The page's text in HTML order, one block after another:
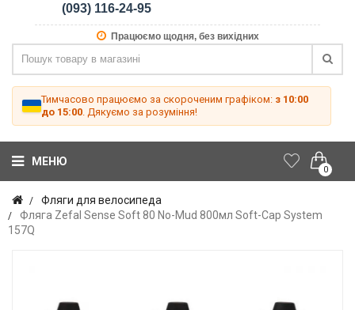
(093) 116-24-95
Працюємо щодня, без вихідних
Тимчасово працюємо за скороченим графіком: з 10:00
до 15:00 . Дякуємо за розуміння!
0
МЕНЮ
Фляги для велосипеда
Фляга Zefal Sense Soft 80 No-Mud 800мл Soft-Cap System
157Q